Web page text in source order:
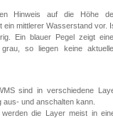
Hinweis auf die Höhe
ein mittlerer Wasserstand vor.
Ein blauer Pegel zeigt
so liegen keine
sind in verschiedene
aus- und anschalten kann.
die Layer meist in